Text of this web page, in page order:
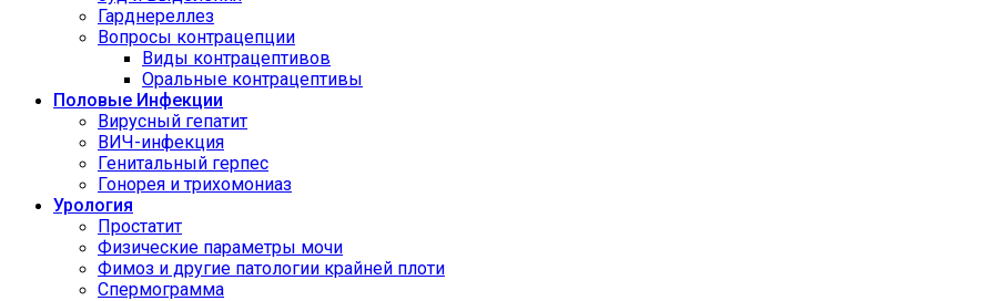
Гарднереллез
Вопросы контрацепции
Виды контрацептивов
Оральные контрацептивы
Половые Инфекции
Вирусный гепатит
ВИЧ-инфекция
Генитальный герпес
Гонорея и трихомониаз
Урология
Простатит
Физические параметры мочи
Фимоз и другие патологии крайней плоти
Спермограмма